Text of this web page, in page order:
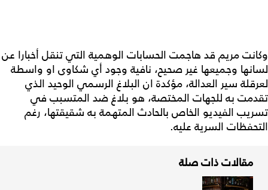
وكانت مريم قد هاجمت الحسابات الوهمية التي تنقل أخبارا عن
لسانها وجميعها غير صحيح، نافية وجود أي شكاوى او واسطة
لعرقلة سير العدالة، مؤكدة ان البلاغ الرسمي الوحيد الذي
تقدمت به للجهات المختصة، هو بلاغ ضد المتسبب في
تسريب الفيديو الخاص بالحادث المتهمة به شقيقتها، رغم
التحفظات السرية عليه.
مقالات ذات صلة